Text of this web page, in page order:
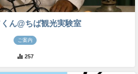
ん@ちば観光実験室
ご案内
257